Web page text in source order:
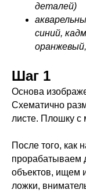
деталей)
синий,
Шаг 1
Основа
Схематично
листе. Плошку с
После того, как
прорабатываем
объектов, ищем
ложки,